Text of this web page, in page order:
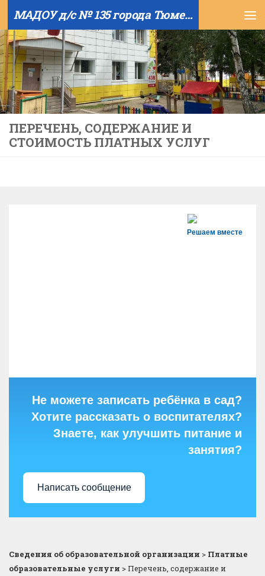
Skip to content МАДОУ д/с № 135 города Тюмени
ПЕРЕЧЕНЬ, СОДЕРЖАНИЕ И
СТОИМОСТЬ ПЛАТНЫХ УСЛУГ
Решаем вместе
Не можете записать ребёнка в сад?
Хотите рассказать о воспитателях?
Знаете, как улучшить питание и
занятия?
Написать сообщение
Сведения об образовательной организации > Платные
образовательные услуги >Перечень, содержание и